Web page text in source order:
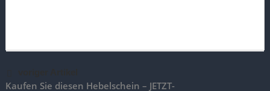
Kaufen Sie diesen Hebelschein – JETZT-